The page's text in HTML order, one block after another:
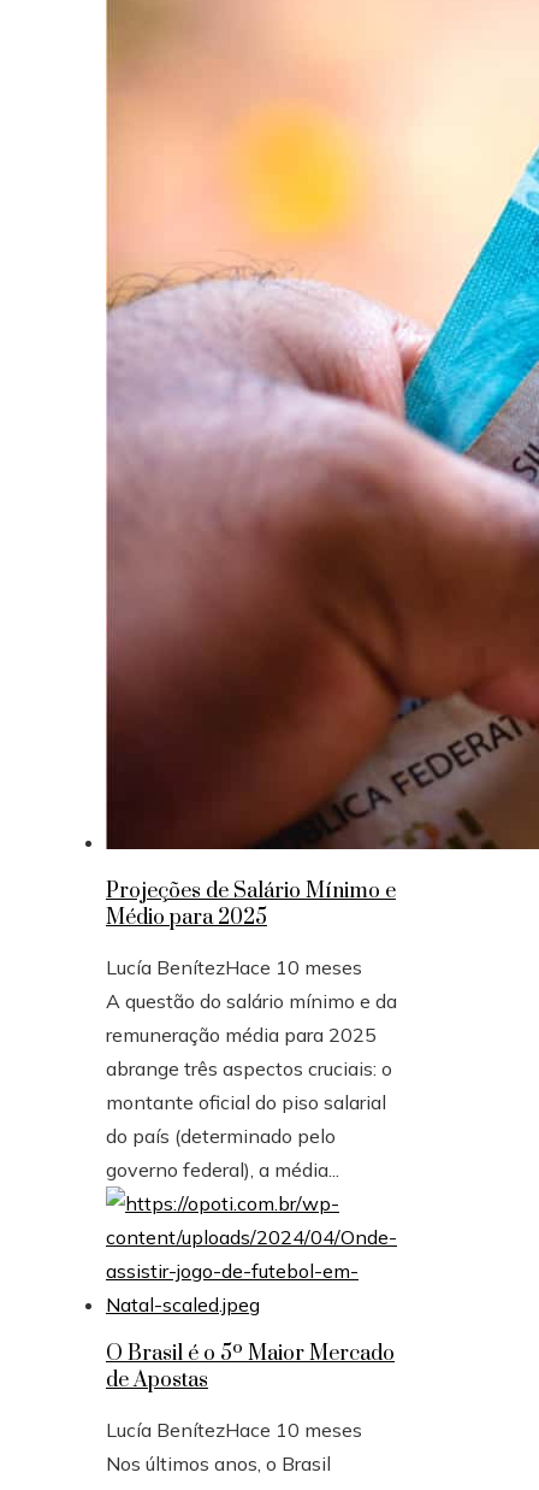
Projeções de Salário Mínimo e
Médio para 2025
Lucía BenítezHace 10 meses
A questão do salário mínimo e da
remuneração média para 2025
abrange três aspectos cruciais: o
montante oficial do piso salarial
do país (determinado pelo
governo federal), a média...
O Brasil é o 5º Maior Mercado
de Apostas
Lucía BenítezHace 10 meses
Nos últimos anos, o Brasil